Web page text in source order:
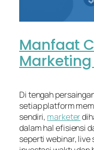
Manfaat
Di tengah
setiap platform
sendiri, marketer
dalam hal efisiensi
seperti webinar,